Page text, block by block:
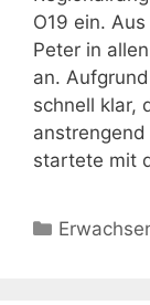
O19 ein.
Peter in
an.
schnell klar,
startete mit